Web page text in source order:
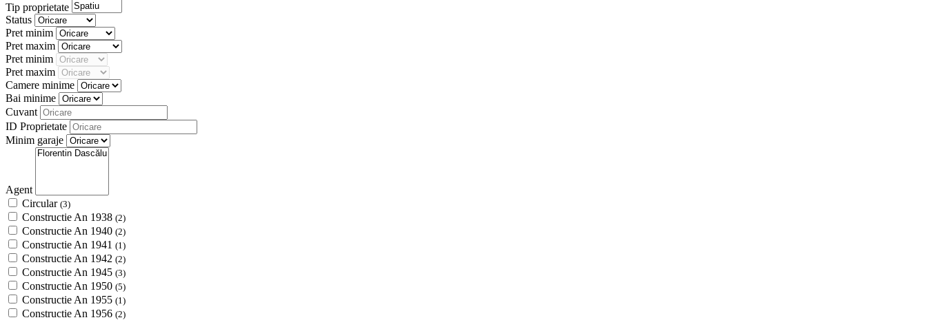
Tip proprietate
Status
Pret minim
Pret maxim
Pret minim
Pret maxim
Camere minime
Bai minime
Cuvant
ID Proprietate
Minim garaje
Agent
Circular (3)
Constructie An 1938 (2)
Constructie An 1940 (2)
Constructie An 1941 (1)
Constructie An 1942 (2)
Constructie An 1945 (3)
Constructie An 1950 (5)
Constructie An 1955 (1)
Constructie An 1956 (2)